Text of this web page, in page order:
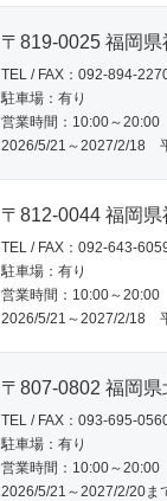
〒819-0025 福岡
TEL / FAX：092-894-
駐車場：有り
営業時間：10:00～20:00
2026/5/21～2027/2/18
〒812-0044 福岡
TEL / FAX：092-643-
駐車場：有り
営業時間：10:00～20:00
2026/5/21～2027/2/18
〒807-0802 福岡
TEL / FAX：093-695-
駐車場：有り
営業時間：10:00～20:00
2026/5/21～2027/2/20